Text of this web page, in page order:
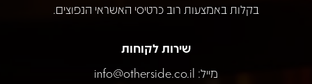
בקלות באמצעות רוב כרטיסי האשראי הנפוצים.
שירות לקוחות
מייל: info@otherside.co.il